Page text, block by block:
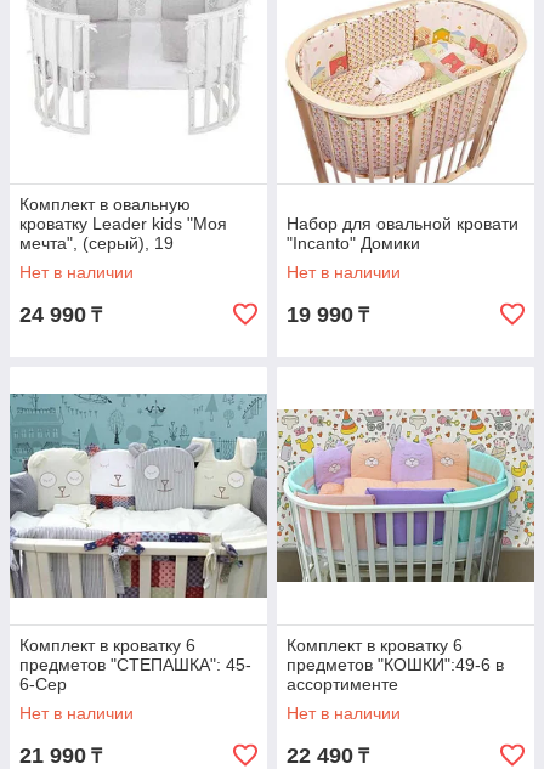
Комплект в овальную
кроватку Leader kids "Моя
мечта", (серый), 19
предметов
Нет в наличии
24 990 ₸
Набор для овальной кровати
"Incanto" Домики
Нет в наличии
19 990 ₸
Комплект в кроватку 6
предметов "СТЕПАШКА": 45-
6-Сер
Нет в наличии
21 990 ₸
Комплект в кроватку 6
предметов "КОШКИ":49-6 в
ассортименте
Нет в наличии
22 490 ₸